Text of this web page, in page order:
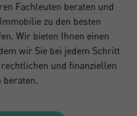
Fachleuten beraten und
zu den besten
Wir bieten Ihnen einen
wir Sie bei jedem Schritt
und finanziellen
beraten.